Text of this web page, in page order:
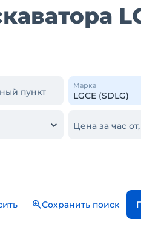
пункт
Марка
Цена за час
Сохранить поиск